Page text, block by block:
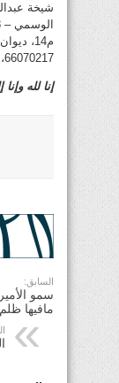
شيخة
66070217، 90095888
إنا لله
السابق:
سمو
مافيها